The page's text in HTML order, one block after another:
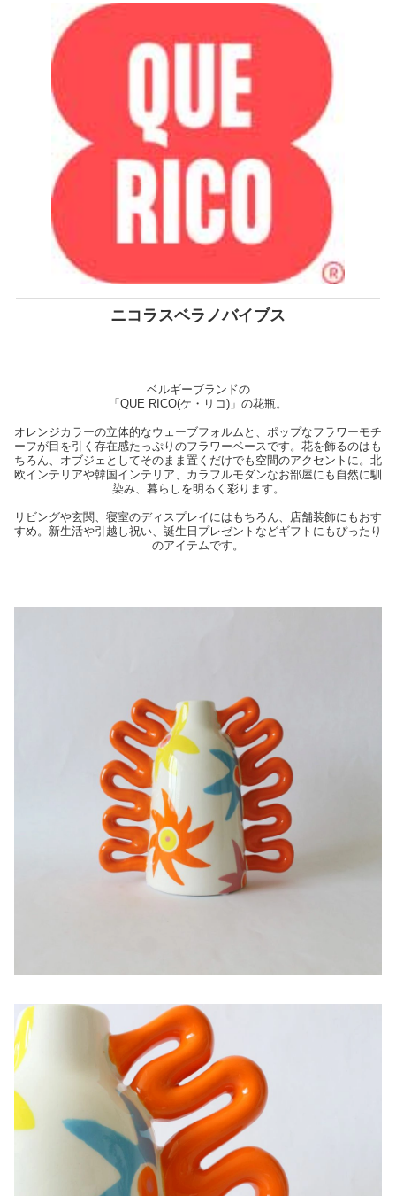
ニコラスベラノバイブス
ベルギーブランドの
「QUE RICO(ケ・リコ)」の花瓶。
オレンジカラーの立体的なウェーブフォルムと、ポップなフラワーモチ
ーフが目を引く存在感たっぷりのフラワーベースです。花を飾るのはも
ちろん、オブジェとしてそのまま置くだけでも空間のアクセントに。北
欧インテリアや韓国インテリア、カラフルモダンなお部屋にも自然に馴
染み、暮らしを明るく彩ります。
リビングや玄関、寝室のディスプレイにはもちろん、店舗装飾にもおす
すめ。新生活や引越し祝い、誕生日プレゼントなどギフトにもぴったり
のアイテムです。